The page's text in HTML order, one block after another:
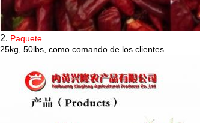
2. Paquete
25kg, 50lbs, como comando de los clientes